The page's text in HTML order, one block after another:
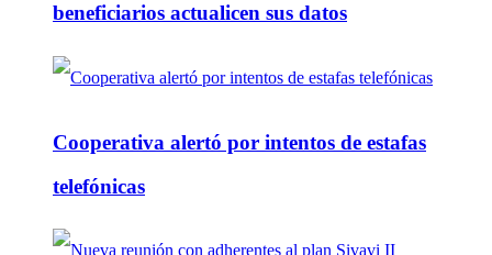
beneficiarios actualicen sus datos
Cooperativa alertó por intentos de estafas
telefónicas